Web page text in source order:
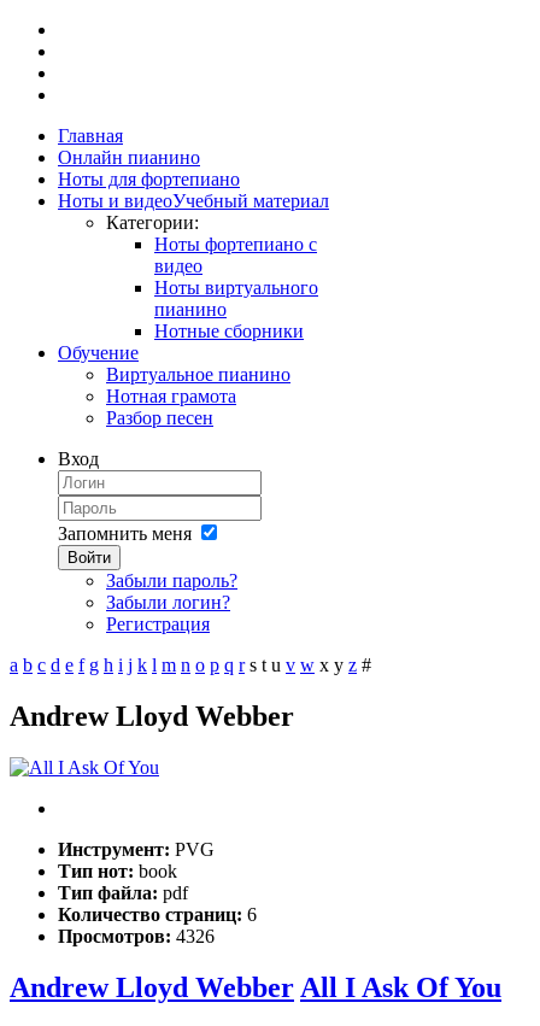
Главная
Онлайн пианино
Ноты для фортепиано
Ноты и видеоУчебный материал
Категории:
Ноты фортепиано с
видео
Ноты виртуального
пианино
Нотные сборники
Обучение
Виртуальное пианино
Нотная грамота
Разбор песен
Вход
Запомнить меня
Войти
Забыли пароль?
Забыли логин?
Регистрация
a b c d e f g h i j k l m n o p q r s t u v w x y z #
Andrew Lloyd Webber
Инструмент: PVG
Тип нот: book
Тип файла: pdf
Количество страниц: 6
Просмотров: 4326
Andrew Lloyd Webber All I Ask Of You